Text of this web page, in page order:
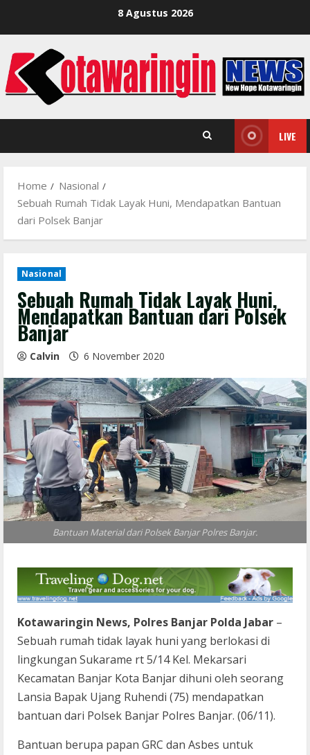
8 Agustus 2026
LIVE
Home
Nasional
Sebuah Rumah Tidak Layak Huni, Mendapatkan Bantuan
dari Polsek Banjar
Nasional
Sebuah Rumah Tidak Layak Huni,
Mendapatkan Bantuan dari Polsek
Banjar
Calvin 6 November 2020
Bantuan Material dari Polsek Banjar Polres Banjar.
Kotawaringin News, Polres Banjar Polda Jabar –
Sebuah rumah tidak layak huni yang berlokasi di
lingkungan Sukarame rt 5/14 Kel. Mekarsari
Kecamatan Banjar Kota Banjar dihuni oleh seorang
Lansia Bapak Ujang Ruhendi (75) mendapatkan
bantuan dari Polsek Banjar Polres Banjar. (06/11).
Bantuan berupa papan GRC dan Asbes untuk